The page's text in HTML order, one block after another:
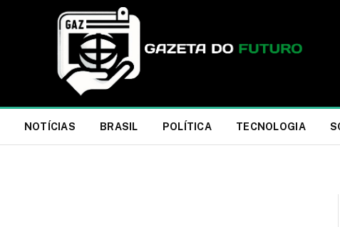
NOTÍCIAS BRASIL POLÍTICA TECNOLOGIA